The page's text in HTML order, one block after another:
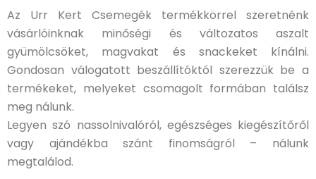
Az Urr Kert Csemegék termékkörrel szeretnénk
vásárlóinknak minőségi és változatos aszalt
gyümölcsöket, magvakat és snackeket kínálni.
Gondosan válogatott beszállítóktól szerezzük be a
termékeket, melyeket csomagolt formában találsz
meg nálunk.
Legyen szó nassolnivalóról, egészséges kiegészítőről
vagy ajándékba szánt finomságról – nálunk
megtalálod.